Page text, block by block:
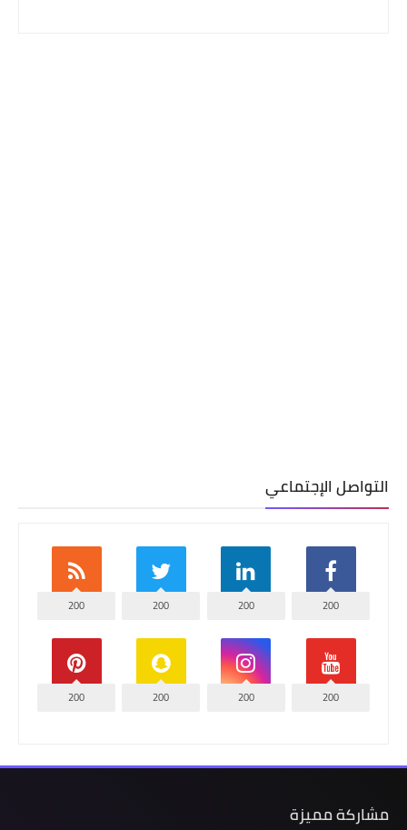
التواصل الإجتماعي
200
200
200
200
200
200
200
200
مشاركة مميزة